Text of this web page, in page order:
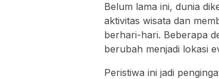
Belum lama ini, dunia
aktivitas wisata dan
berhari-hari. Beberapa
berubah menjadi lokasi
Peristiwa ini jadi